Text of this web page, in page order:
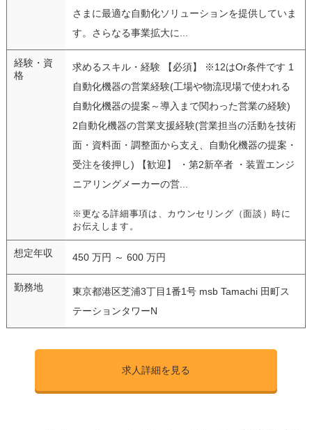
さまに最適な自動化ソリューションを提供していま
す。さらなる事業拡大に...
経験・資
格
求めるスキル・経験 【必須】 ※12はOr条件です 1
自動化機器の営業経験(工場や物流現場で使われる
自動化機器の提案～導入まで関わった営業の経験)
2自動化機器の営業支援経験(営業担当の活動を技術
面・資料面・調整面から支え、自動化機器の提案・
受注を後押し) 【歓迎】 ・第2新卒者 ・装置エンジ
ニアリングメーカーの営...
※更なる詳細事項は、カウンセリング（面談）時に
お伝えします。
想定年収 450 万円 ～ 600 万円
勤務地
東京都港区芝浦3丁目1番1号 msb Tamachi 田町ス
テーションタワーN
求人詳細を見る